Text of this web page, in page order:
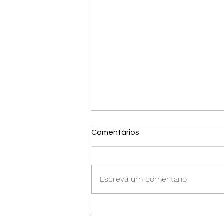
Comentários
Escreva um comentário